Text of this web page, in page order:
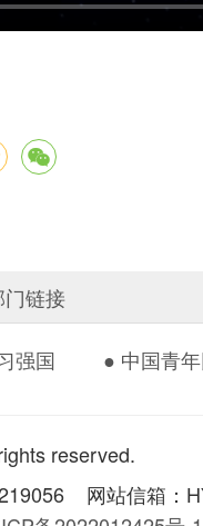
门链接
强国 ● 中国青
reserved.
网站信箱：